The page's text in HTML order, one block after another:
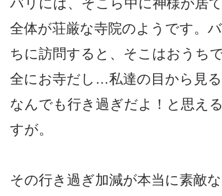
全体が荘厳な寺院のようです。
ちに訪問すると、そこはおうち
全にお寺だし…私達の目から見
なんでも行き過ぎだよ！と思え
すが。
その行き過ぎ加減が本当に素敵